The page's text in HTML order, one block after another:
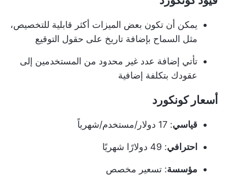
يمكن أن تكون بعض الميزات أكثر قابلية للتخصيص،
مثل السماح بإضافة تاريخ على حقول التوقيع
تأتي إضافة عدد غير محدود من المستخدمين إلى
عقودك بتكلفة إضافية
أسعار كونكورد
قياسي: 17 دولار/مستخدم/شهرياً
احترافي: 49 دولارًا شهريًا
مؤسسة: تسعير مخصص